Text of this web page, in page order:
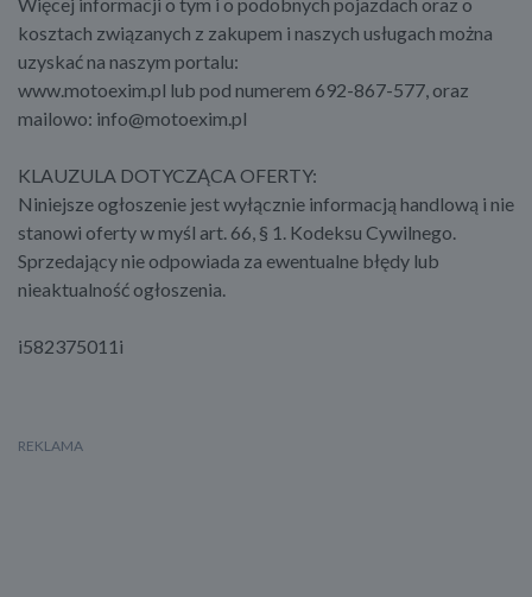
kosztach związanych z zakupem i naszych usługach można
uzyskać na naszym portalu:
www.motoexim.pl lub pod numerem 692-867-577, oraz
mailowo: info@motoexim.pl
KLAUZULA DOTYCZĄCA OFERTY:
Niniejsze ogłoszenie jest wyłącznie informacją handlową i nie
stanowi oferty w myśl art. 66, § 1. Kodeksu Cywilnego.
Sprzedający nie odpowiada za ewentualne błędy lub
nieaktualność ogłoszenia.
i582375011i